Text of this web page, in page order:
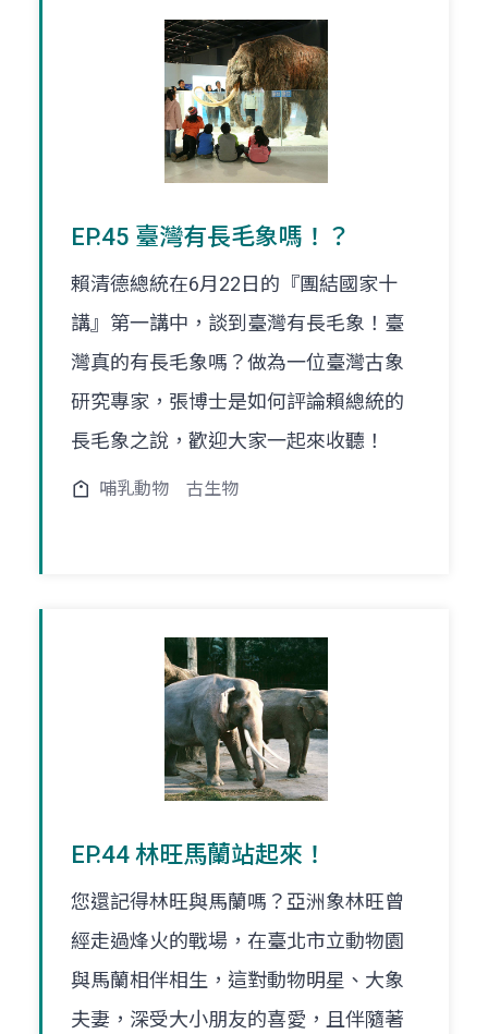
EP.45 臺灣有長毛象嗎！？
賴清德總統在6月22日的『團結國家十
講』第一講中，談到臺灣有長毛象！臺
灣真的有長毛象嗎？做為一位臺灣古象
研究專家，張博士是如何評論賴總統的
長毛象之說，歡迎大家一起來收聽！
哺乳動物 古生物
EP.44 林旺馬蘭站起來！
您還記得林旺與馬蘭嗎？亞洲象林旺曾
經走過烽火的戰場，在臺北市立動物園
與馬蘭相伴相生，這對動物明星、大象
夫妻，深受大小朋友的喜愛，且伴隨著